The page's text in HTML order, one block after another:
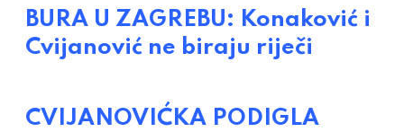
BURA U ZAGREBU: Konaković i
Cvijanović ne biraju riječi
CVIJANOVIĆKA PODIGLA